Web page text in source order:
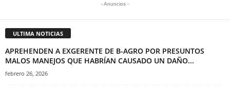
- Anuncios -
ULTIMA NOTICIAS
APREHENDEN A EXGERENTE DE B-AGRO POR PRESUNTOS
MALOS MANEJOS QUE HABRÍAN CAUSADO UN DAÑO...
febrero 26, 2026